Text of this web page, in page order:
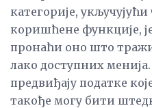
категорије, укључујући
коришћене функције,
пронаћи оно што
лако доступних
предвиђају податке
такође могу бити